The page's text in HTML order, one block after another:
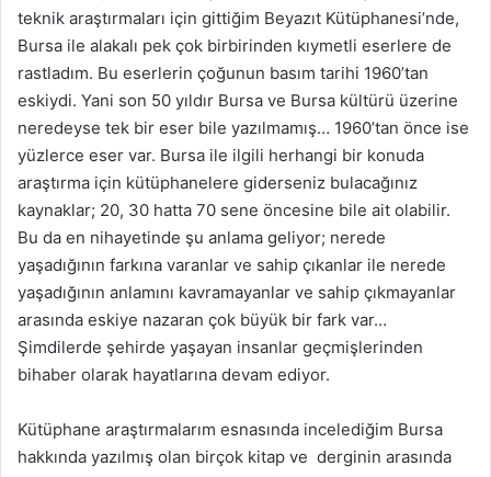
teknik araştırmaları için gittiğim Beyazıt Kütüphanesi’nde,
Bursa ile alakalı pek çok birbirinden kıymetli eserlere de
rastladım. Bu eserlerin çoğunun basım tarihi 1960’tan
eskiydi. Yani son 50 yıldır Bursa ve Bursa kültürü üzerine
neredeyse tek bir eser bile yazılmamış… 1960’tan önce ise
yüzlerce eser var. Bursa ile ilgili herhangi bir konuda
araştırma için kütüphanelere giderseniz bulacağınız
kaynaklar; 20, 30 hatta 70 sene öncesine bile ait olabilir.
Bu da en nihayetinde şu anlama geliyor; nerede
yaşadığının farkına varanlar ve sahip çıkanlar ile nerede
yaşadığının anlamını kavramayanlar ve sahip çıkmayanlar
arasında eskiye nazaran çok büyük bir fark var…
Şimdilerde şehirde yaşayan insanlar geçmişlerinden
bihaber olarak hayatlarına devam ediyor.
Kütüphane araştırmalarım esnasında incelediğim Bursa
hakkında yazılmış olan birçok kitap ve derginin arasında